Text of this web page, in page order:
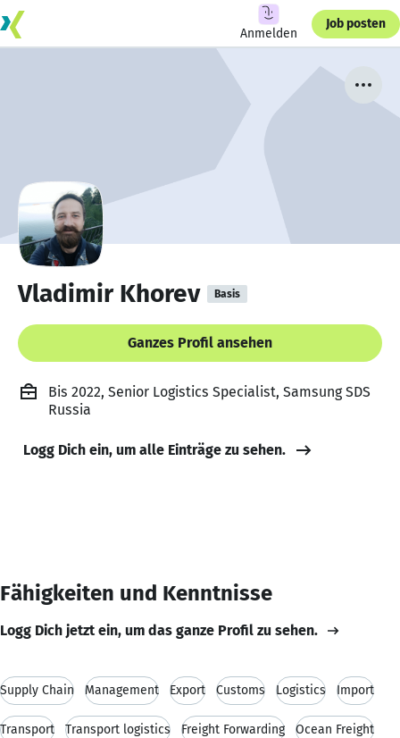
Anmelden
Job posten
Vladimir Khorev Basis
Ganzes Profil ansehen
Bis 2022, Senior Logistics Specialist, Samsung SDS
Russia
Logg Dich ein, um alle Einträge zu sehen.
Fähigkeiten und Kenntnisse
Logg Dich jetzt ein, um das ganze Profil zu sehen.
Supply Chain Management Export Customs Logistics Import
Transport Transport logistics Freight Forwarding Ocean Freight